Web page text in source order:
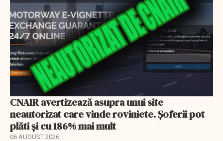
CNAIR avertizează asupra unui site
neautorizat care vinde roviniete. Șoferii pot
plăti și cu 186% mai mult
06 AUGUST 2026